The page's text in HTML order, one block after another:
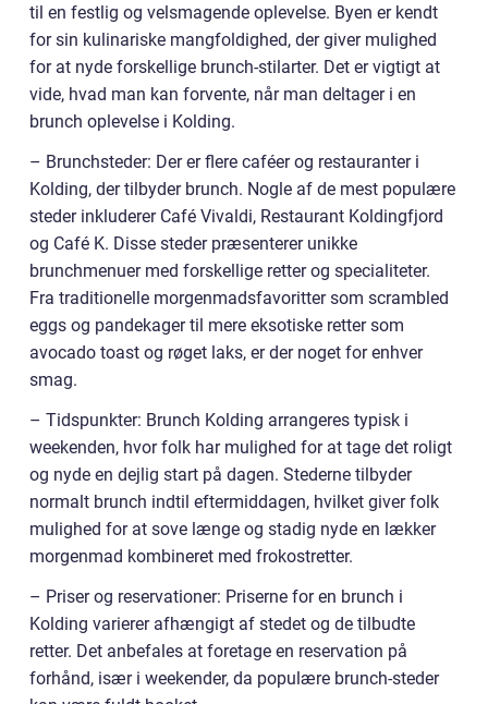
til en festlig og velsmagende oplevelse. Byen er kendt
for sin kulinariske mangfoldighed, der giver mulighed
for at nyde forskellige brunch-stilarter. Det er vigtigt at
vide, hvad man kan forvente, når man deltager i en
brunch oplevelse i Kolding.
– Brunchsteder: Der er flere caféer og restauranter i
Kolding, der tilbyder brunch. Nogle af de mest populære
steder inkluderer Café Vivaldi, Restaurant Koldingfjord
og Café K. Disse steder præsenterer unikke
brunchmenuer med forskellige retter og specialiteter.
Fra traditionelle morgenmadsfavoritter som scrambled
eggs og pandekager til mere eksotiske retter som
avocado toast og røget laks, er der noget for enhver
smag.
– Tidspunkter: Brunch Kolding arrangeres typisk i
weekenden, hvor folk har mulighed for at tage det roligt
og nyde en dejlig start på dagen. Stederne tilbyder
normalt brunch indtil eftermiddagen, hvilket giver folk
mulighed for at sove længe og stadig nyde en lækker
morgenmad kombineret med frokostretter.
– Priser og reservationer: Priserne for en brunch i
Kolding varierer afhængigt af stedet og de tilbudte
retter. Det anbefales at foretage en reservation på
forhånd, især i weekender, da populære brunch-steder